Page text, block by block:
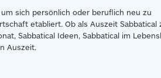
sich persönlich oder beruflich neu zu
etabliert. Ob als Auszeit Sabbatical
Sabbatical Ideen, Sabbatical im
Auszeit.